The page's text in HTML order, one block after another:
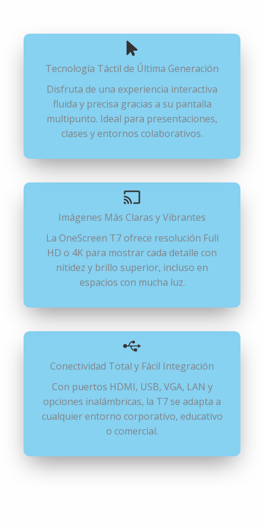
Tecnología Táctil de Última
Generación
Disfruta de una experiencia interactiva
fluida y precisa gracias a su pantalla
multipunto. Ideal para presentaciones,
Imágenes Más Claras y Vibrantes
La OneScreen T7 ofrece resolución Full
HD o 4K para mostrar cada detalle con
nitidez y brillo superior, incluso en
Conectividad Total y Fácil Integración
Con puertos HDMI, USB, VGA, LAN y
opciones inalámbricas, la T7 se adapta
a cualquier entorno corporativo,
¡Solicitar Asesoría!